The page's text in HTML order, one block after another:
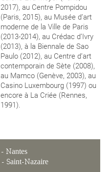
2017), au Centre Pompidou
(Paris, 2015), au Musée d’art
moderne de la Ville de Paris
(2013-2014), au Crédac d’Ivry
(2013), à la Biennale de Sao
Paulo (2012), au Centre d’art
contemporain de Sète (2008),
au Mamco (Genève, 2003), au
Casino Luxembourg (1997) ou
encore à La Criée (Rennes,
1991).
- Nantes
- Saint-Nazaire